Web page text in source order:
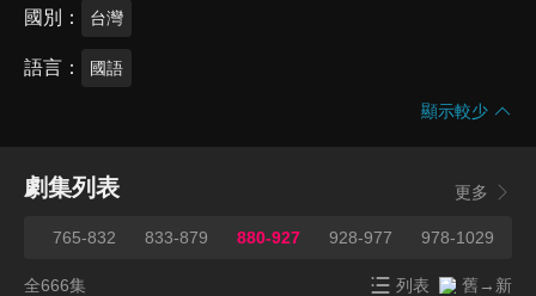
國別 台灣
語言 國語
顯示較少
劇集列表 更多
765-832 833-879 880-927 928-977 978-1029
全666集 列表 舊→新